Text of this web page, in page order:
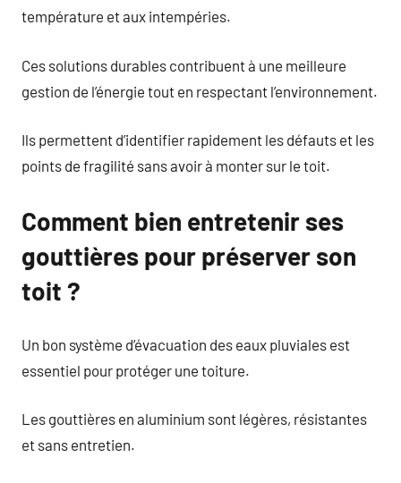
température et aux intempéries.
Ces solutions durables contribuent à une meilleure
gestion de l’énergie tout en respectant l’environnement.
Ils permettent d’identifier rapidement les défauts et les
points de fragilité sans avoir à monter sur le toit.
Comment bien entretenir ses
gouttières pour préserver son
toit ?
Un bon système d’évacuation des eaux pluviales est
essentiel pour protéger une toiture.
Les gouttières en aluminium sont légères, résistantes
et sans entretien.